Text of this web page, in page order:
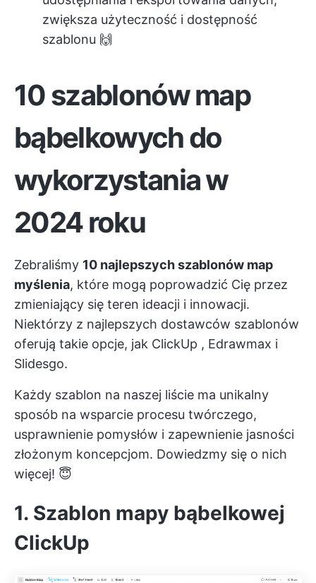
zwiększa użyteczność i dostępność
szablonu 🙌
10 szablonów map
bąbelkowych do
wykorzystania w
2024 roku
Zebraliśmy 10 najlepszych szablonów map
myślenia, które mogą poprowadzić Cię przez
zmieniający się teren ideacji i innowacji.
Niektórzy z najlepszych dostawców szablonów
oferują takie opcje, jak ClickUp , Edrawmax i
Slidesgo.
Każdy szablon na naszej liście ma unikalny
sposób na wsparcie procesu twórczego,
usprawnienie pomysłów i zapewnienie jasności
złożonym koncepcjom. Dowiedzmy się o nich
więcej! 😇
1. Szablon mapy bąbelkowej
ClickUp